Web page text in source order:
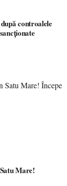
controalele
Mare!